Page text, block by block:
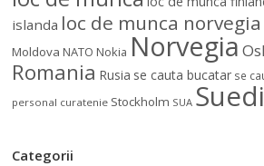
islanda loc de munca norvegia
Moldova NATO Nokia Norvegia
Romania Rusia se cauta bucatar se
personal curatenie Stockholm SUA
Categorii